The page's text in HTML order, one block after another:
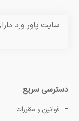
سایت پاور ورد
دسترسی سریع
قوانین و مقررات